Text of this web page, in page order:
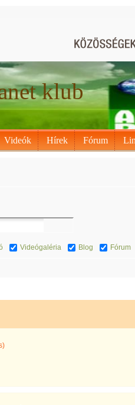
klub
Videók Hírek Fórum
Videógaléria Blog Fórum